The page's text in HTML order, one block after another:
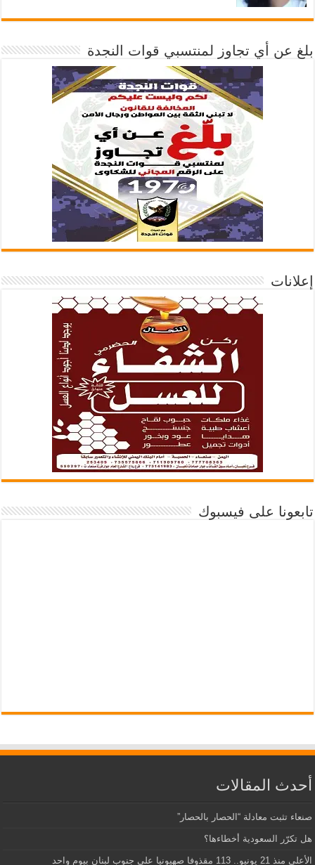
بلغ عن أي تجاوز لمنتسبي قوات النجدة
إعلانات
تابعونا على فيسبوك
أحدث المقالات
صنعاء تثبت معادلة “الحصار بالحصار”
هل تكرّر السعودية أخطاءها؟
الأعلى منذ 21 يونيو.. 113 مقذوفا صهيونيا على جنوب لبنان بيوم واحد